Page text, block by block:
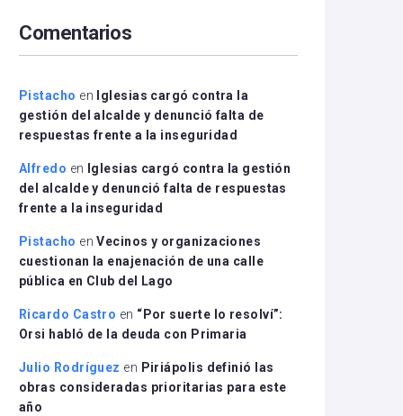
disminuir
el
Comentarios
Pistacho en
Iglesias cargó contra la
gestión del alcalde y denunció falta de
respuestas frente a la inseguridad
Alfredo en
Iglesias cargó contra la gestión
del alcalde y denunció falta de respuestas
frente a la inseguridad
Pistacho enVecinos y organizaciones
cuestionan la enajenación de una calle
pública en Club del Lago
Ricardo Castro en “Por suerte lo resolví”:
Orsi habló de la deuda con Primaria
Julio Rodríguez en Piriápolis definió las
obras consideradas prioritarias para este
año